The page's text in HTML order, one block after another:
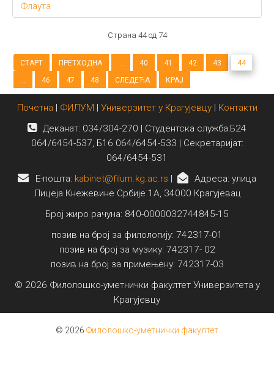
Флаута
Страна 44 од 74
СТАРТ ПРЕТХОДНА ... 40 41 42 43
44
...
46 47 48 СЛЕДЕЋА КРАЈ
Почетна | ФИЛУМ | Универзитет у Крагујевцу| Контакти
Деканат: 034/304-270 | Студентска служба:Б24
064/6454-537, Б16 064/6454-533 | Секретаријат:
064/6454-531
E-пошта: kabinet@filum.kg.ac.rs |
Адреса: улица
Лицеја Кнежевине Србије 1А, 34000 Крагујевац
Број жиро рачуна: 840-0000032744845-15
позив на број за филологију: 742317-01
позив на број за музику: 742317- 02
позив на број за примењену: 742317-03
© 2026 Филолошко-уметнички факултет Универзитета у
Крагујевцу
© 2026 Филолошко-уметнички факултет